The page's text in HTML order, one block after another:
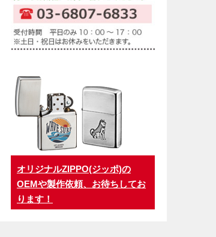
オリジナルZIPPO(ジッポ)の
OEMや製作依頼、お待ちしてお
ります！